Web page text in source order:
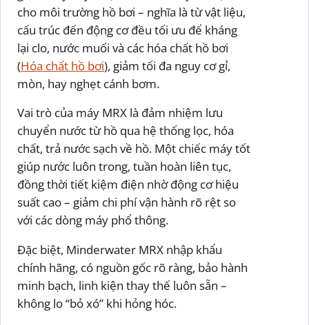
cho môi trường hồ bơi – nghĩa là từ vật liệu,
cấu trúc đến động cơ đều tối ưu để kháng
lại clo, nước muối và các hóa chất hồ bơi
(Hóa chất hồ bơi), giảm tối đa nguy cơ gỉ,
mòn, hay nghẹt cánh bơm.
Vai trò của máy MRX là đảm nhiệm lưu
chuyển nước từ hồ qua hệ thống lọc, hóa
chất, trả nước sạch về hồ. Một chiếc máy tốt
giúp nước luôn trong, tuần hoàn liên tục,
đồng thời tiết kiệm điện nhờ động cơ hiệu
suất cao – giảm chi phí vận hành rõ rệt so
với các dòng máy phổ thông.
Đặc biệt, Minderwater MRX nhập khẩu
chính hãng, có nguồn gốc rõ ràng, bảo hành
minh bạch, linh kiện thay thế luôn sẵn –
không lo “bỏ xó” khi hỏng hóc.